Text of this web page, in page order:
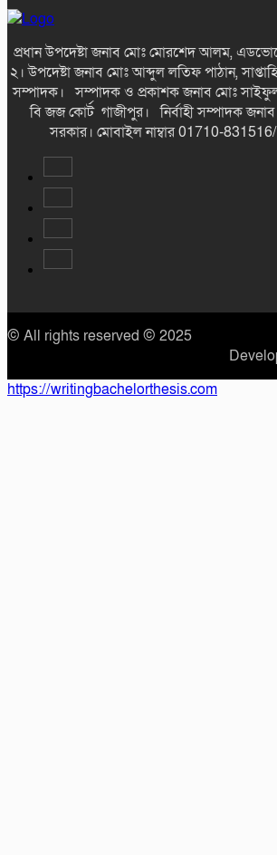
প্রধান উপদেষ্টা জনাব মোঃ মোরশেদ আলম,
২। উপদেষ্টা জনাব মোঃ আব্দুল লতিফ পাঠান,
সম্পাদক। সম্পাদক ও প্রকাশক জনাব মোঃ
বি জজ কোর্ট গাজীপুর। নির্বাহী সম্পাদক
সরকার। মোবাইল নাম্বার 01710-
© All rights reserved © 2025
https://writingbachelorthesis.com